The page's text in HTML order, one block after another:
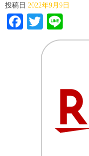
投稿日 2022年9月9日
Facebook
Twitter